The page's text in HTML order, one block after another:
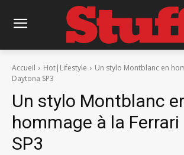
Accueil Hot|Lifestyle
Un stylo Montblanc en
Daytona SP3
Un stylo Montblanc
hommage à la
SP3